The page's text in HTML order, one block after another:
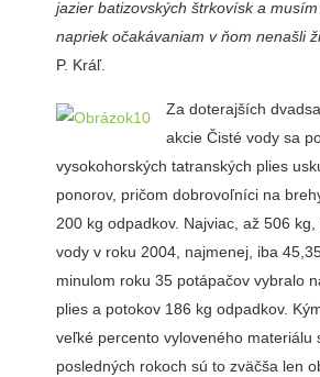
jazier batizovských štrkovísk a
napriek očakávaniam v ňom nenašli
P. Kráľ.
Za doterajších
akcie Čisté vody sa
vysokohorských tatranských plies
ponorov, pričom dobrovoľníci na
200 kg odpadkov. Najviac, až 506
vody v roku 2004, najmenej, iba
minulom roku 35 potápačov vybralo
plies a potokov 186 kg odpadkov.
veľké percento vyloveného materiálu
posledných rokoch sú to zväčša len